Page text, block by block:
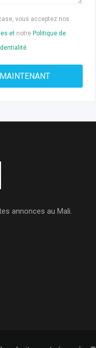
vous acceptez nos
etnotre Politique de
annonces au Mali.